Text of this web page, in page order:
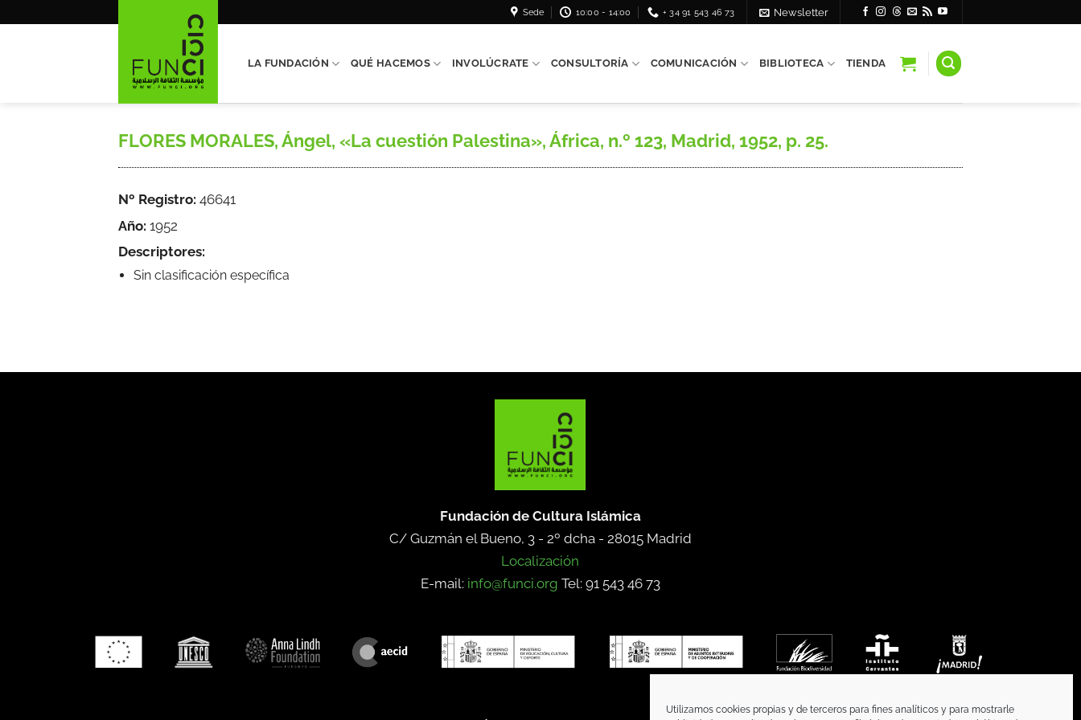
Utilizamos cookies propias y de terceros para fines analíticos y para mostrarle
Sede 10:00 - 14:00 + 34 91 543 46 73 Newsletter
LA FUNDACIÓN QUÉ HACEMOS INVOLÚCRATE CONSULTORÍA COMUNICACIÓN BIBLIOTECA TIENDA
FLORES MORALES, Ángel, «La cuestión Palestina», África, n.º 123, Madrid, 1952, p. 25.
Nº Registro: 46641
Año: 1952
Descriptores:
Sin clasificación específica
Fundación de Cultura Islámica
C/ Guzmán el Bueno, 3 - 2º dcha - 28015 Madrid
Localización
E-mail: info@funci.org Tel: 91 543 46 73